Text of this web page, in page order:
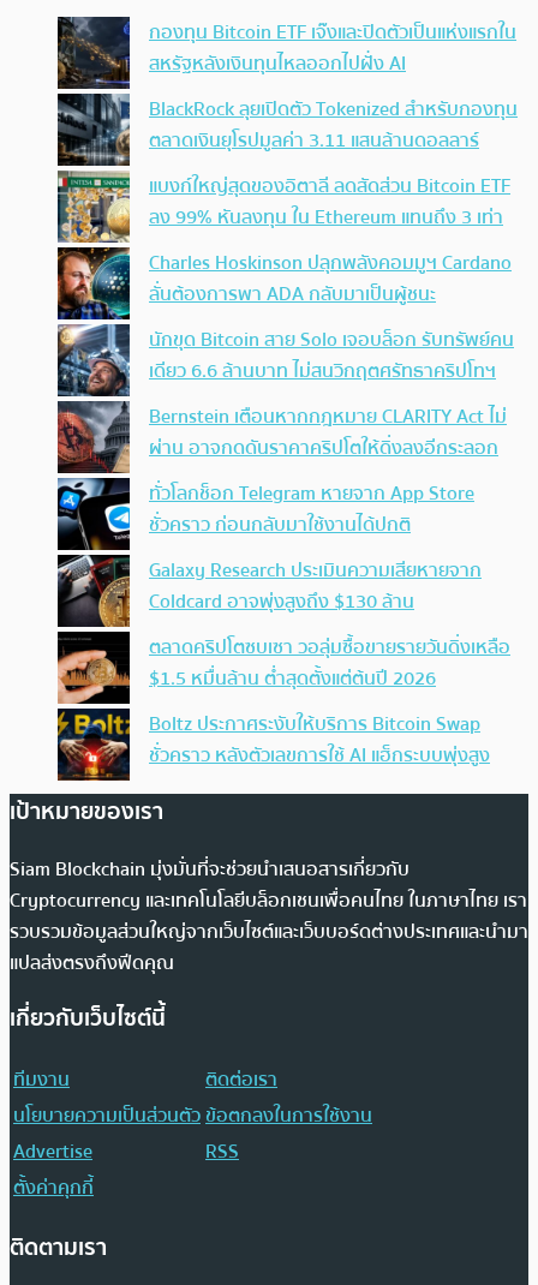
กองทุน Bitcoin ETF เจ๊งและปิดตัวเป็นแห่งแรกใน
สหรัฐหลังเงินทุนไหลออกไปฝั่ง AI
BlackRock ลุยเปิดตัว Tokenized สำหรับกองทุน
ตลาดเงินยุโรปมูลค่า 3.11 แสนล้านดอลลาร์
แบงก์ใหญ่สุดของอิตาลี ลดสัดส่วน Bitcoin ETF
ลง 99% หันลงทุน ใน Ethereum แทนถึง 3 เท่า
Charles Hoskinson ปลุกพลังคอมมูฯ Cardano
ลั่นต้องการพา ADA กลับมาเป็นผู้ชนะ
นักขุด Bitcoin สาย Solo เจอบล็อก รับทรัพย์คน
เดียว 6.6 ล้านบาท ไม่สนวิกฤตศรัทธาคริปโทฯ
Bernstein เตือนหากกฎหมาย CLARITY Act ไม่
ผ่าน อาจกดดันราคาคริปโตให้ดิ่งลงอีกระลอก
ทั่วโลกช็อก Telegram หายจาก App Store
ชั่วคราว ก่อนกลับมาใช้งานได้ปกติ
Galaxy Research ประเมินความเสียหายจาก
Coldcard อาจพุ่งสูงถึง $130 ล้าน
ตลาดคริปโตซบเซา วอลุ่มซื้อขายรายวันดิ่งเหลือ
$1.5 หมื่นล้าน ต่ำสุดตั้งแต่ต้นปี 2026
Boltz ประกาศระงับให้บริการ Bitcoin Swap
ชั่วคราว หลังตัวเลขการใช้ AI แฮ็กระบบพุ่งสูง
เป้าหมายของเรา
Siam Blockchain มุ่งมั่นที่จะช่วยนำเสนอสารเกี่ยวกับ
Cryptocurrency และเทคโนโลยีบล็อกเชนเพื่อคนไทย ในภาษาไทย เรา
รวบรวมข้อมูลส่วนใหญ่จากเว็บไซต์และเว็บบอร์ดต่างประเทศและนำมา
แปลส่งตรงถึงฟีดคุณ
เกี่ยวกับเว็บไซต์นี้
ทีมงาน
ติดต่อเรา
นโยบายความเป็นส่วนตัวข้อตกลงในการใช้งาน
Advertise
RSS
ตั้งค่าคุกกี้
ติดตามเรา